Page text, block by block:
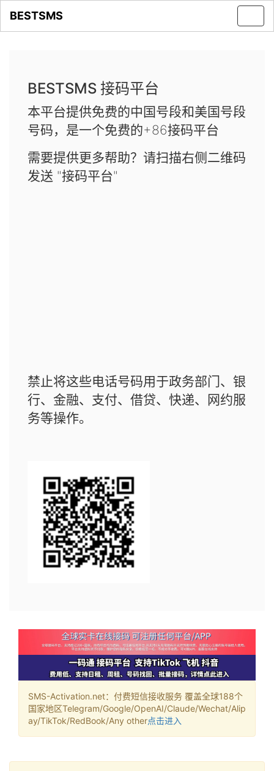
BESTSMS
BESTSMS 接码平台
本平台提供免费的中国号段和美国号段
号码，是一个免费的+86接码平台
需要提供更多帮助？请扫描右侧二维码
发送 "接码平台"
禁止将这些电话号码用于政务部门、银
行、金融、支付、借贷、快递、网约服
务等操作。
SMS-Activation.net：付费短信接收服务 覆盖全球188个
国家地区Telegram/Google/OpenAI/Claude/Wechat/Alip
ay/TikTok/RedBook/Any other点击进入